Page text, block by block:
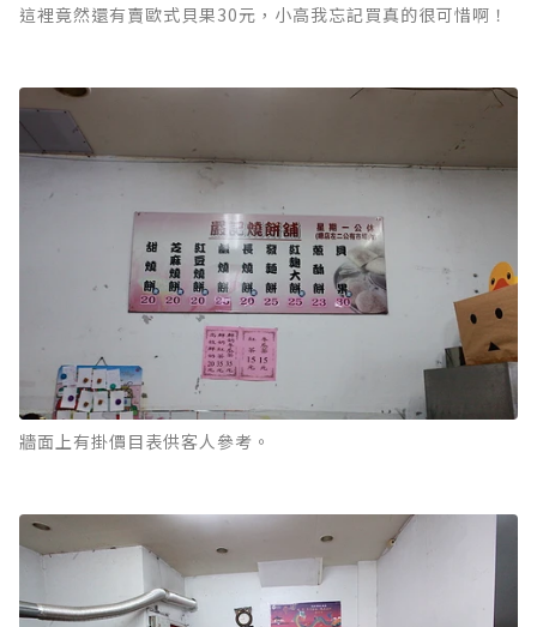
這裡竟然還有賣歐式貝果30元，小高我忘記買真的很可惜啊！
牆面上有掛價目表供客人參考。